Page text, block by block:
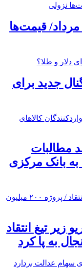
قیمت طلا و سکه دوشنبه 19 مرداد/ قیمت‌ها
جدید برای
پرداخت ۵۰ درصد مطالبات
به بانک مرکزی
زیر تیغ انتقاد